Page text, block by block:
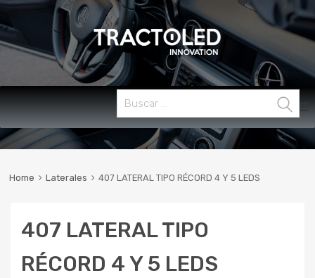
content
MENU
Buscar:
Home Laterales 407 LATERAL TIPO RÉCORD 4 Y 5 LEDS
407 LATERAL TIPO
RÉCORD 4 Y 5 LEDS